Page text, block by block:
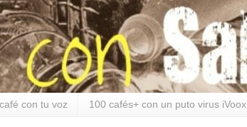
con tu voz 100 cafés+ con un puto virus iVoox